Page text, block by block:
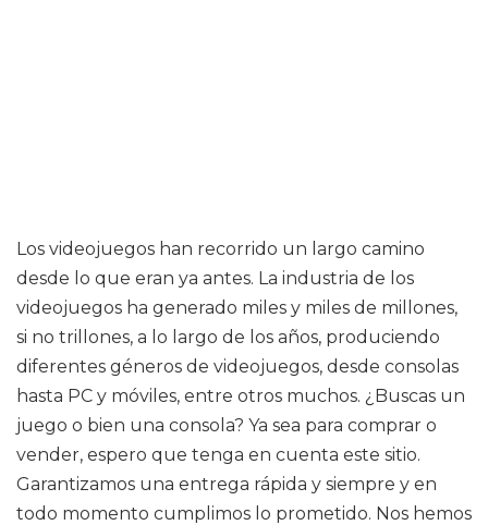
Los videojuegos han recorrido un largo camino
desde lo que eran ya antes. La industria de los
videojuegos ha generado miles y miles de millones,
si no trillones, a lo largo de los años, produciendo
diferentes géneros de videojuegos, desde consolas
hasta PC y móviles, entre otros muchos. ¿Buscas un
juego o bien una consola? Ya sea para comprar o
vender, espero que tenga en cuenta este sitio.
Garantizamos una entrega rápida y siempre y en
todo momento cumplimos lo prometido. Nos hemos